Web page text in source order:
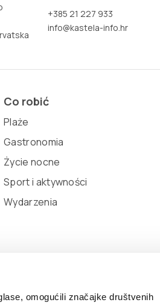
omogućili značajke društvenih
+385 21 227 933
info@kastela-info.hr
Co robić
Plaże
Gastronomia
Życie nocne
Sport i aktywności
Wydarzenia